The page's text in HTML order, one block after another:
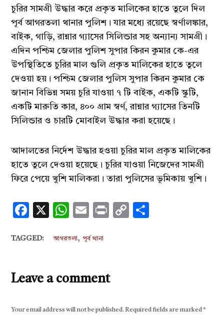
চুরির সামগ্রী উদ্ধার করে প্রকৃত মালিকের হাতে তুলে দিল
পূর্ব আগরতলা থানার পুলিশ। যার মধ্যে রয়েছে স্বর্ণালঙ্কার,
বাইক, গাড়ি, রান্নার গ্যাসের সিলিন্ডার সহ অন্যান্য সামগ্রী।
এদিন পশ্চিম জেলার পুলিশ সুপার কিরন কুমার কে-এর
উপস্থিতিতে চুরির মাল গুলি প্রকৃত মালিকের হাতে তুলে
দেওয়া হয়। পশ্চিম জেলার পুলিস সুপার কিরন কুমার কে
জানান বিভিন্ন সময় চুরি যাওয়া ৭ টি বাইক, একটি স্কুটি,
একটি মারুতি কার, ৪০০ গ্রাম স্বর্ণ, রান্নার গ্যাসের তিনটি
সিলিন্ডার ও চারটি মোবাইল উদ্ধার করা হয়েছে।
আদালতের নির্দেশ উদ্ধার হওয়া চুরির মাল প্রকৃত মালিকের
হাতে তুলে দেওয়া হয়েছে। চুরির যাওয়া নিজেদের সামগ্রী
ফিরে পেয়ে খুশি মালিকরা। তারা পুলিসের ভূমিকায় খুশি।
Facebook
X WhatsApp
EmailPrintCopy
TAGGED: আগরতলা ,পূর্ব থানা
Leave a comment
Your email address will not be published. Required fields are marked*